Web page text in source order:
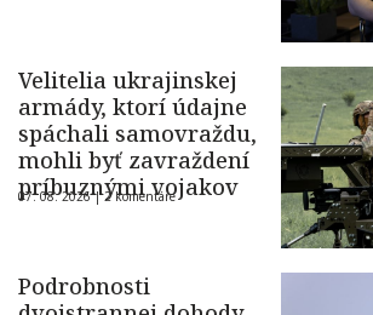
Velitelia ukrajinskej
armády, ktorí údajne
spáchali samovraždu,
mohli byť zavraždení
príbuznými vojakov
07. 08. 2026 |2 komentáre
Podrobnosti